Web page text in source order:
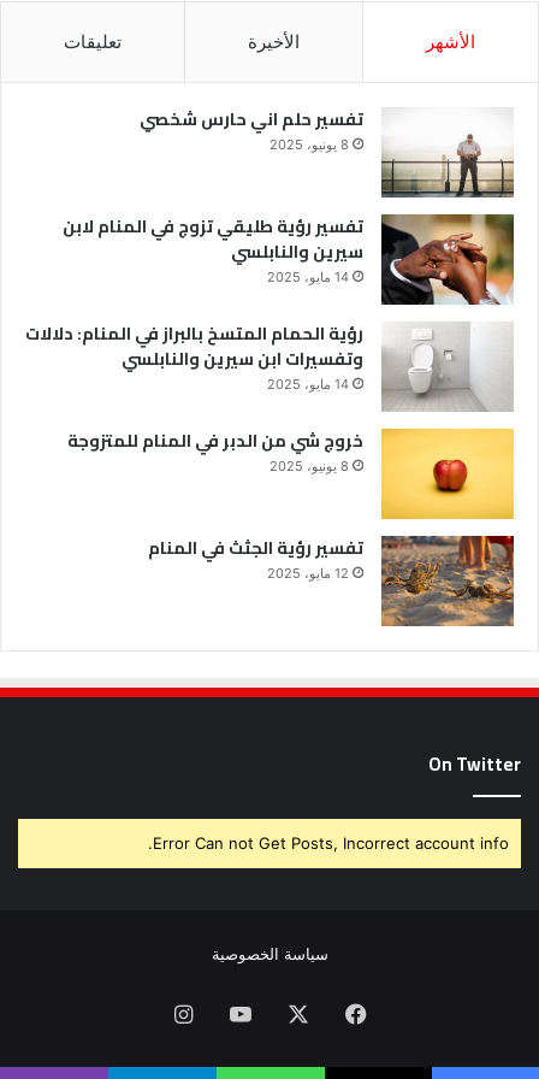
الأشهر الأخيرة تعليقات
تفسير حلم اني حارس شخصي
8 يونيو، 2025
تفسير رؤية طليقي تزوج في المنام لابن
سيرين والنابلسي
14 مايو، 2025
رؤية الحمام المتسخ بالبراز في المنام: دلالات
وتفسيرات ابن سيرين والنابلسي
14 مايو، 2025
خروج شي من الدبر في المنام للمتزوجة
8 يونيو، 2025
تفسير رؤية الجثث في المنام
12 مايو، 2025
On Twitter
Error Can not Get Posts, Incorrect account info.
سياسة الخصوصية
فيسبوك يوتيوبانستقرام